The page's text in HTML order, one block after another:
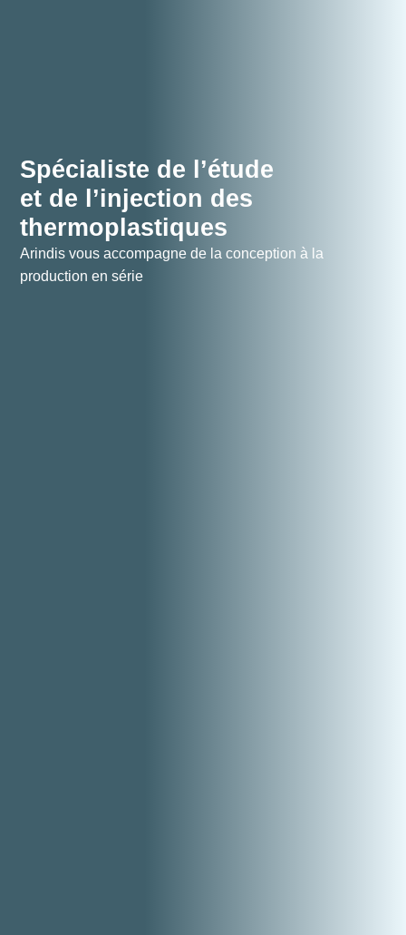
Expertises
Secteurs & marchés
Catalogue
Implantations
Spécialiste de l’étude
et de l’injection des
thermoplastiques
Arindis vous accompagne de la conception à la
production en série